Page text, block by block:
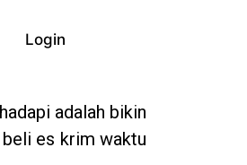
Login
adalah bikin
beli es krim waktu